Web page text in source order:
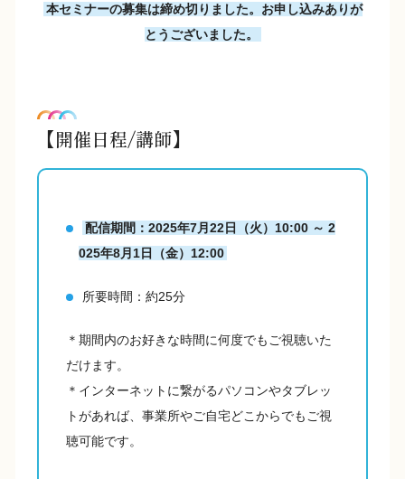
本セミナーの募集は締め切りました。お申し込みありが
とうございました。
【開催日程/講師】
配信期間：2025年7月22日（火）10:00 ～ 2
025年8月1日（金）12:00
所要時間：約25分
＊期間内のお好きな時間に何度でもご視聴いた
だけます。
＊インターネットに繋がるパソコンやタブレッ
トがあれば、事業所やご自宅どこからでもご視
聴可能です。